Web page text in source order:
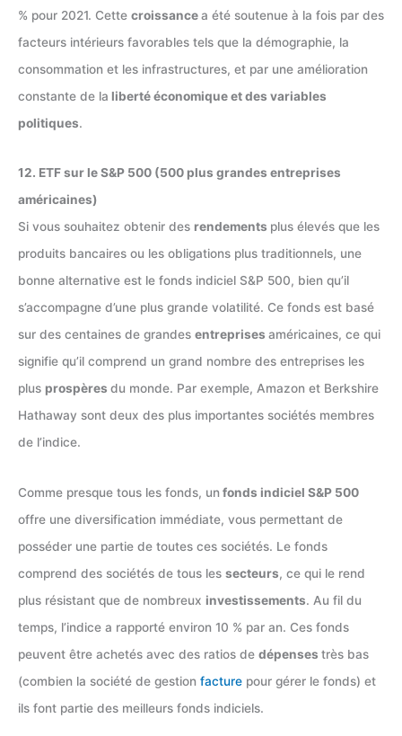
% pour 2021. Cette croissancea été soutenue à la fois par des
facteurs intérieurs favorables tels que la démographie, la
consommation et les infrastructures, et par une amélioration
constante de la liberté économique et des variables
politiques.
12. ETF sur le S&P 500 (500 plus grandes entreprises
américaines)
Si vous souhaitez obtenir des rendements plus élevés que les
produits bancaires ou les obligations plus traditionnels, une
bonne alternative est le fonds indiciel S&P 500, bien qu’il
s’accompagne d’une plus grande volatilité. Ce fonds est basé
sur des centaines de grandes entreprises américaines, ce qui
signifie qu’il comprend un grand nombre des entreprises les
plus prospères du monde. Par exemple, Amazon et Berkshire
Hathaway sont deux des plus importantes sociétés membres
de l’indice.
Comme presque tous les fonds, un fonds indiciel S&P 500
offre une diversification immédiate, vous permettant de
posséder une partie de toutes ces sociétés. Le fonds
comprend des sociétés de tous les secteurs, ce qui le rend
plus résistant que de nombreux investissements. Au fil du
temps, l’indice a rapporté environ 10 % par an. Ces fonds
peuvent être achetés avec des ratios de dépenses très bas
(combien la société de gestion facture pour gérer le fonds) et
ils font partie des meilleurs fonds indiciels.